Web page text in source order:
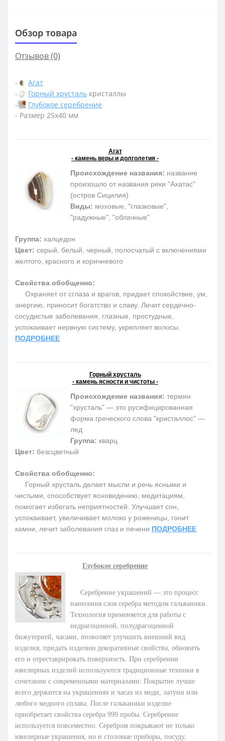
Обзор товара
Отзывов (0)
-
Агат
-
Горный хрусталь кристаллы
-
Глубокое серебрение
- Размер 25х40 мм
Агат
- камень веры и долголетия -
Происхождение названия: название
произошло от названия реки "Ахатас"
(остров Сицилия)
Виды: моховые, "глазковые",
"радужные", "облачные"
Группа: халцедон
Цвет: серый, белый, черный, полосчатый с включениями
желтого, красного и коричневого
Свойства обобщенно:
Охраняет от сглаза и врагов, придает спокойствие, ум,
энергию, приносит богатство и славу. Лечит сердечно-
сосудистые заболевания, глазные, простудные,
успокаивает нервную систему, укрепляет волосы.
ПОДРОБНЕЕ
Горный хрусталь
- камень ясности и чистоты -
Происхождение названия: термин
"хрусталь" — это русифицированная
форма греческого слова "кристаллос" —
лед
Группа: кварц
Цвет: безсцветный
Свойства обобщенно:
Горный хрусталь делает мысли и речь ясными и
чистыми, способствует ясновидению, медитациям,
помогает избегать неприятностей. Улучшает сон,
успокаивает, увеличивает молоко у роженицы, гонит
камни, лечит заболевания глаз и печени ПОДРОБНЕЕ
Глубокое серебрение
Серебрение украшений — это процесс
нанесения слоя серебра методом гальваники.
Технология применяется для работы с
недрагоценной, полудрагоценной
бижутерией, часами, позволяет улучшить внешний вид
изделия, придать изделию декоративные свойства, обновить
его и отреставрировать поверхность. При серебрении
ювелирных изделий используются традиционные техники в
сочетании с современными материалами: Покрытие лучше
всего держится на украшениях и часах из меди, латуни или
любого медного сплава. После гальваники изделие
приобретает свойства серебра 999 пробы. Серебрение
используется повсеместно. Серебром покрывают не только
ювелирные украшения, но и столовые приборы, посуду,